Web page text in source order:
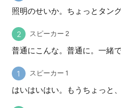
照明のせいか。ちょっとタン
スピーカー 2
普通にこんな。普通に。一緒
スピーカー 1
はいはいはい。もうちょっと